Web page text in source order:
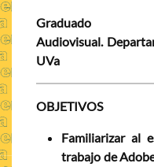
Graduado
Audiovisual.
UVa
OBJETIVOS
Familiarizar al
trabajo de